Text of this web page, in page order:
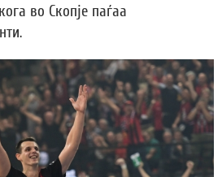
во Скопје паѓаа